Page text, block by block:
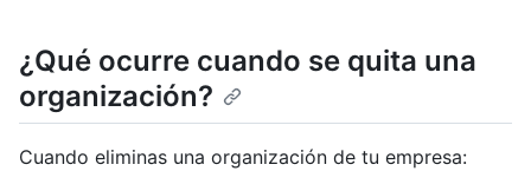
¿Qué ocurre cuando se quita una
organización?
Cuando eliminas una organización de tu empresa: